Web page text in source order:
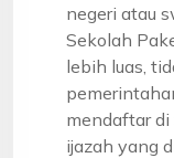
negeri atau
Sekolah
lebih luas,
mendaftar di
ijazah yang